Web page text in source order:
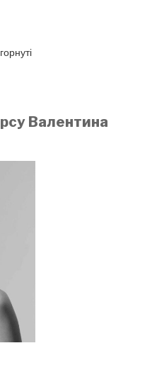
Валентина